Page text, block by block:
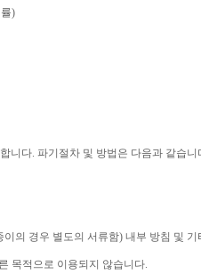
)
니다 파기절차 및 방법은 다음과 같습니
이의 경우 별도의 서류함) 내부 방침 및
목적으로 이용되지 않습니다